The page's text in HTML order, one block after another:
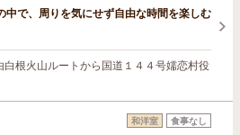
中で、周りを気にせず自由な時間を楽しむ
白根火山ルートから国道１４４号嬬恋村役
和洋室 食事なし